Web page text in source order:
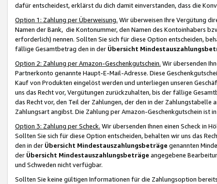
dafür entscheidest, erklärst du dich damit einverstanden, dass die
Option 1: Zahlung per Überweisung. Wir überweisen Ihre Vergütung
Namen der Bank, die Kontonummer, den Namen des Kontoinhabers
erforderlich) nennen. Sollten Sie sich für diese Option entscheiden,
fällige Gesamtbetrag den in der Übersicht
Option 2: Zahlung per Amazon-Geschenkgutschein. Wir übersenden
Partnerkonto genannte Haupt-E-Mail-Adresse. Diese
Kauf von Produkten eingelöst werden und unterliegen unseren
uns das Recht vor, Vergütungen zurückzuhalten, bis der fällige
das Recht vor, den Teil der Zahlungen, der den in der
Zahlungsart angibst. Die Zahlung per Amazon-Geschenkgutschein ist
Option 3: Zahlung per Scheck. Wir übersenden Ihnen einen Scheck in
Sollten Sie sich für diese Option entscheiden, behalten wir uns das
den in der Übersicht Mindestauszahlungsbeträge genannten
der Übersicht Mindestauszahlungsbeträge angegebene
und Schweden nicht verfügbar.
Sollten Sie keine gültigen Informationen für die Zahlungsoption